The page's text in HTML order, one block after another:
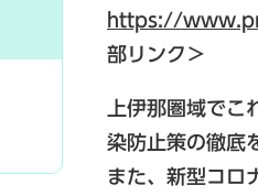
https://
部リンク＞
上伊那圏域で
染防止策の徹底
また、新型コロ